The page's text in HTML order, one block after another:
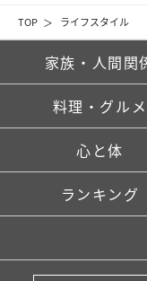
TOP ライフスタイル
家族・人間関
料理・グルメ
心と体
ランキング